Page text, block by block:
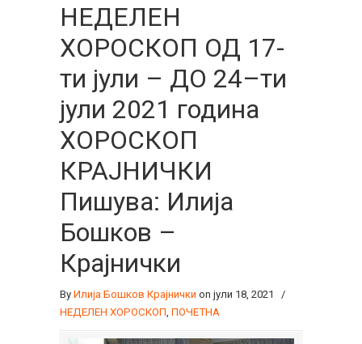
НЕДЕЛЕН
ХОРОСКОП ОД 17-
ти јули – ДО 24–ти
јули 2021 година
ХОРОСКОП
КРАЈНИЧКИ
Пишува: Илија
Бошков –
Крајнички
By Илија Бошков Крајнички on јули 18, 2021
/
НЕДЕЛЕН ХОРОСКОП ПОЧЕТНА